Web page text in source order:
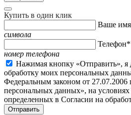
Купить в один клик
Ваше
символа
Телефон*
номер телефона
Нажимая кнопку «Отправить», я
обработку моих персональных
Федеральным законом от
персональных данных», на условиях
определенных в Согласии на